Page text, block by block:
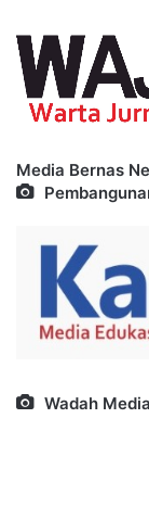
Media Bernas
Wadah